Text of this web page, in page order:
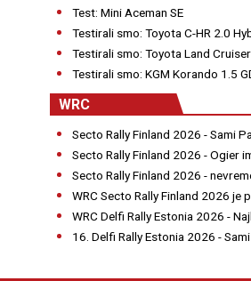
Test: Mini Aceman SE
Testirali smo: Toyota C-HR 2.0
Testirali smo: Toyota Land
Testirali smo: KGM Korando 1.5
WRC
Secto Rally Finland 2026 - Sami
Secto Rally Finland 2026 - Ogier
Secto Rally Finland 2026 -
WRC Secto Rally Finland 2026 je
WRC Delfi Rally Estonia 2026 -
16. Delfi Rally Estonia 2026 -